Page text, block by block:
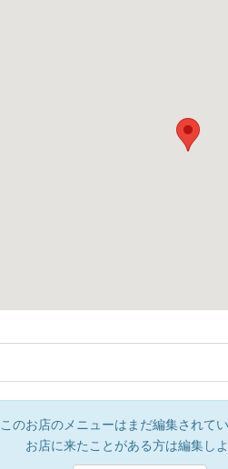
このお店のメニューはまだ編集されてい
お店に来たことがある方は編集しよ